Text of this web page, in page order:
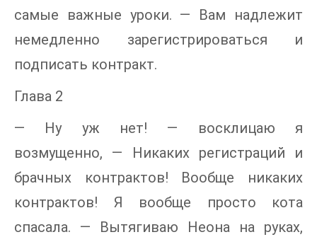
самые важные уроки. — Вам надлежит
немедленно зарегистрироваться и
подписать контракт.
Глава 2
— Ну уж нет! — восклицаю я
возмущенно, — Никаких регистраций и
брачных контрактов! Вообще никаких
контрактов! Я вообще просто кота
спасала. — Вытягиваю Неона на руках,